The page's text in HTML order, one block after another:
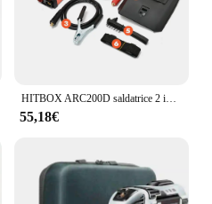
HITBOX ARC200D saldatrice 2 in 1 ARC MMA LIFT TIG MINI IGBT Inverter LED Display digitale Protable Home saldatore 220V 10-200A
55,18€